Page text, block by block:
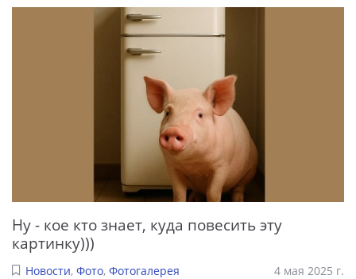
Ну - кое кто знает, куда повесить эту
картинку)))
Новости, Фото, Фотогалерея 4 мая 2025 г.